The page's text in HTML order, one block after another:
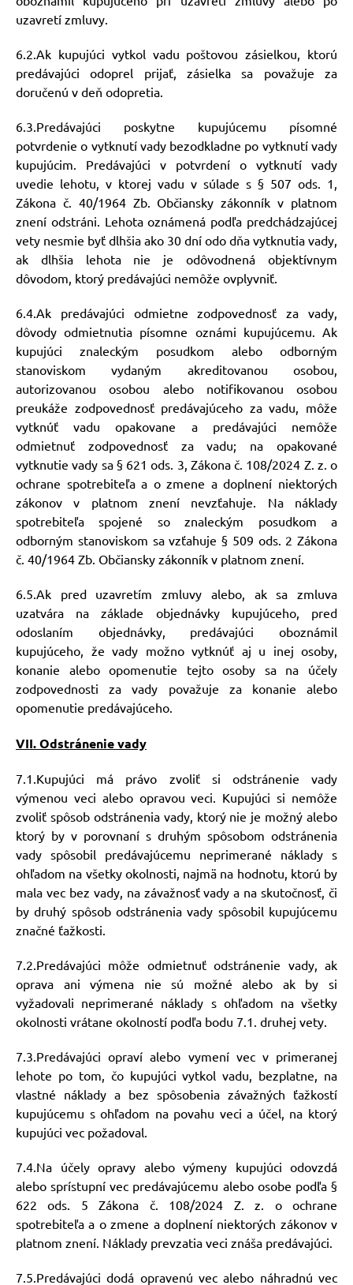
uzavretí zmluvy.
6.2.Ak kupujúci vytkol vadu poštovou zásielkou, ktorú
predávajúci odoprel prijať, zásielka sa považuje za
doručenú v deň odopretia.
6.3.Predávajúci poskytne kupujúcemu písomné
potvrdenie o vytknutí vady bezodkladne po vytknutí vady
kupujúcim. Predávajúci v potvrdení o vytknutí vady
uvedie lehotu, v ktorej vadu v súlade s § 507 ods. 1,
Zákona č. 40/1964 Zb. Občiansky zákonník v platnom
znení odstráni. Lehota oznámená podľa predchádzajúcej
vety nesmie byť dlhšia ako 30 dní odo dňa vytknutia vady,
ak dlhšia lehota nie je odôvodnená objektívnym
dôvodom, ktorý predávajúci nemôže ovplyvniť.
6.4.Ak predávajúci odmietne zodpovednosť za vady,
dôvody odmietnutia písomne oznámi kupujúcemu. Ak
kupujúci znaleckým posudkom alebo odborným
stanoviskom vydaným akreditovanou osobou,
autorizovanou osobou alebo notifikovanou osobou
preukáže zodpovednosť predávajúceho za vadu, môže
vytknúť vadu opakovane a predávajúci nemôže
odmietnuť zodpovednosť za vadu; na opakované
vytknutie vady sa § 621 ods. 3, Zákona č. 108/2024 Z. z. o
ochrane spotrebiteľa a o zmene a doplnení niektorých
zákonov v platnom znení nevzťahuje. Na náklady
spotrebiteľa spojené so znaleckým posudkom a
odborným stanoviskom sa vzťahuje § 509 ods. 2 Zákona
č. 40/1964 Zb. Občiansky zákonník v platnom znení.
6.5.Ak pred uzavretím zmluvy alebo, ak sa zmluva
uzatvára na základe objednávky kupujúceho, pred
odoslaním objednávky, predávajúci oboznámil
kupujúceho, že vady možno vytknúť aj u inej osoby,
konanie alebo opomenutie tejto osoby sa na účely
zodpovednosti za vady považuje za konanie alebo
opomenutie predávajúceho.
VII. Odstránenie vady
7.1.Kupujúci má právo zvoliť si odstránenie vady
výmenou veci alebo opravou veci. Kupujúci si nemôže
zvoliť spôsob odstránenia vady, ktorý nie je možný alebo
ktorý by v porovnaní s druhým spôsobom odstránenia
vady spôsobil predávajúcemu neprimerané náklady s
ohľadom na všetky okolnosti, najmä na hodnotu, ktorú by
mala vec bez vady, na závažnosť vady a na skutočnosť, či
by druhý spôsob odstránenia vady spôsobil kupujúcemu
značné ťažkosti.
7.2.Predávajúci môže odmietnuť odstránenie vady, ak
oprava ani výmena nie sú možné alebo ak by si
vyžadovali neprimerané náklady s ohľadom na všetky
okolnosti vrátane okolností podľa bodu 7.1. druhej vety.
7.3.Predávajúci opraví alebo vymení vec v primeranej
lehote po tom, čo kupujúci vytkol vadu, bezplatne, na
vlastné náklady a bez spôsobenia závažných ťažkostí
kupujúcemu s ohľadom na povahu veci a účel, na ktorý
kupujúci vec požadoval.
7.4.Na účely opravy alebo výmeny kupujúci odovzdá
alebo sprístupní vec predávajúcemu alebo osobe podľa §
622 ods. 5 Zákona č. 108/2024 Z. z. o ochrane
spotrebiteľa a o zmene a doplnení niektorých zákonov v
platnom znení. Náklady prevzatia veci znáša predávajúci.
7.5.Predávajúci dodá opravenú vec alebo náhradnú vec